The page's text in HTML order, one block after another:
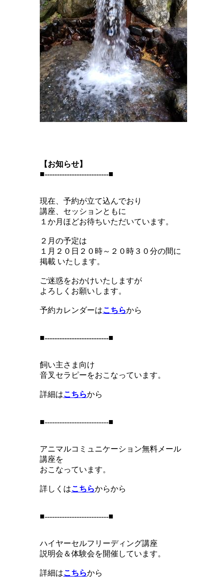
【お知らせ】
■--------------------------■
現在、予約が立て込んでおり
講座、セッションともに
１か月ほどお待ちいただいています。
２月の予定は
１月２０日２０時～２０時３０分の間に
掲載 いたします。
ご迷惑をおかけいたしますが
よろしくお願いします。
予約カレンダーはこちらから
■--------------------------■
飼い主さま向け
音叉セラピーをおこなっています。
詳細はこちらから
■--------------------------■
アニマルコミュニケーション無料メール
講座を
おこなっています。
詳しくはこちらからから
■--------------------------■
ハイヤーセルフリーディング講座
説明会＆体験会を開催しています。
詳細はこちらから